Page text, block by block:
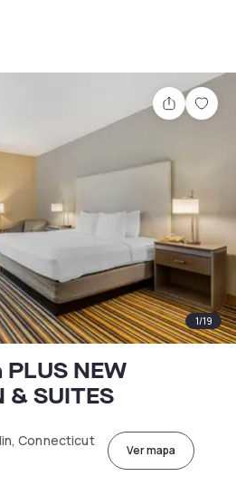
1/19
NEW
& SUITES
Connecticut
Ver mapa